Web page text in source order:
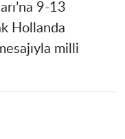
9-13
Hollanda
milli